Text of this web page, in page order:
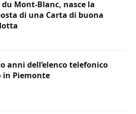
du Mont-Blanc, nasce la
di una Carta di buona
anni dell’elenco telefonico
in Piemonte